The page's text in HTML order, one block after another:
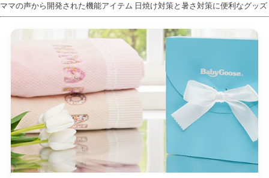
ママの声から開発された機能アイテム 日焼け対策と暑さ対策に便利なグッズ